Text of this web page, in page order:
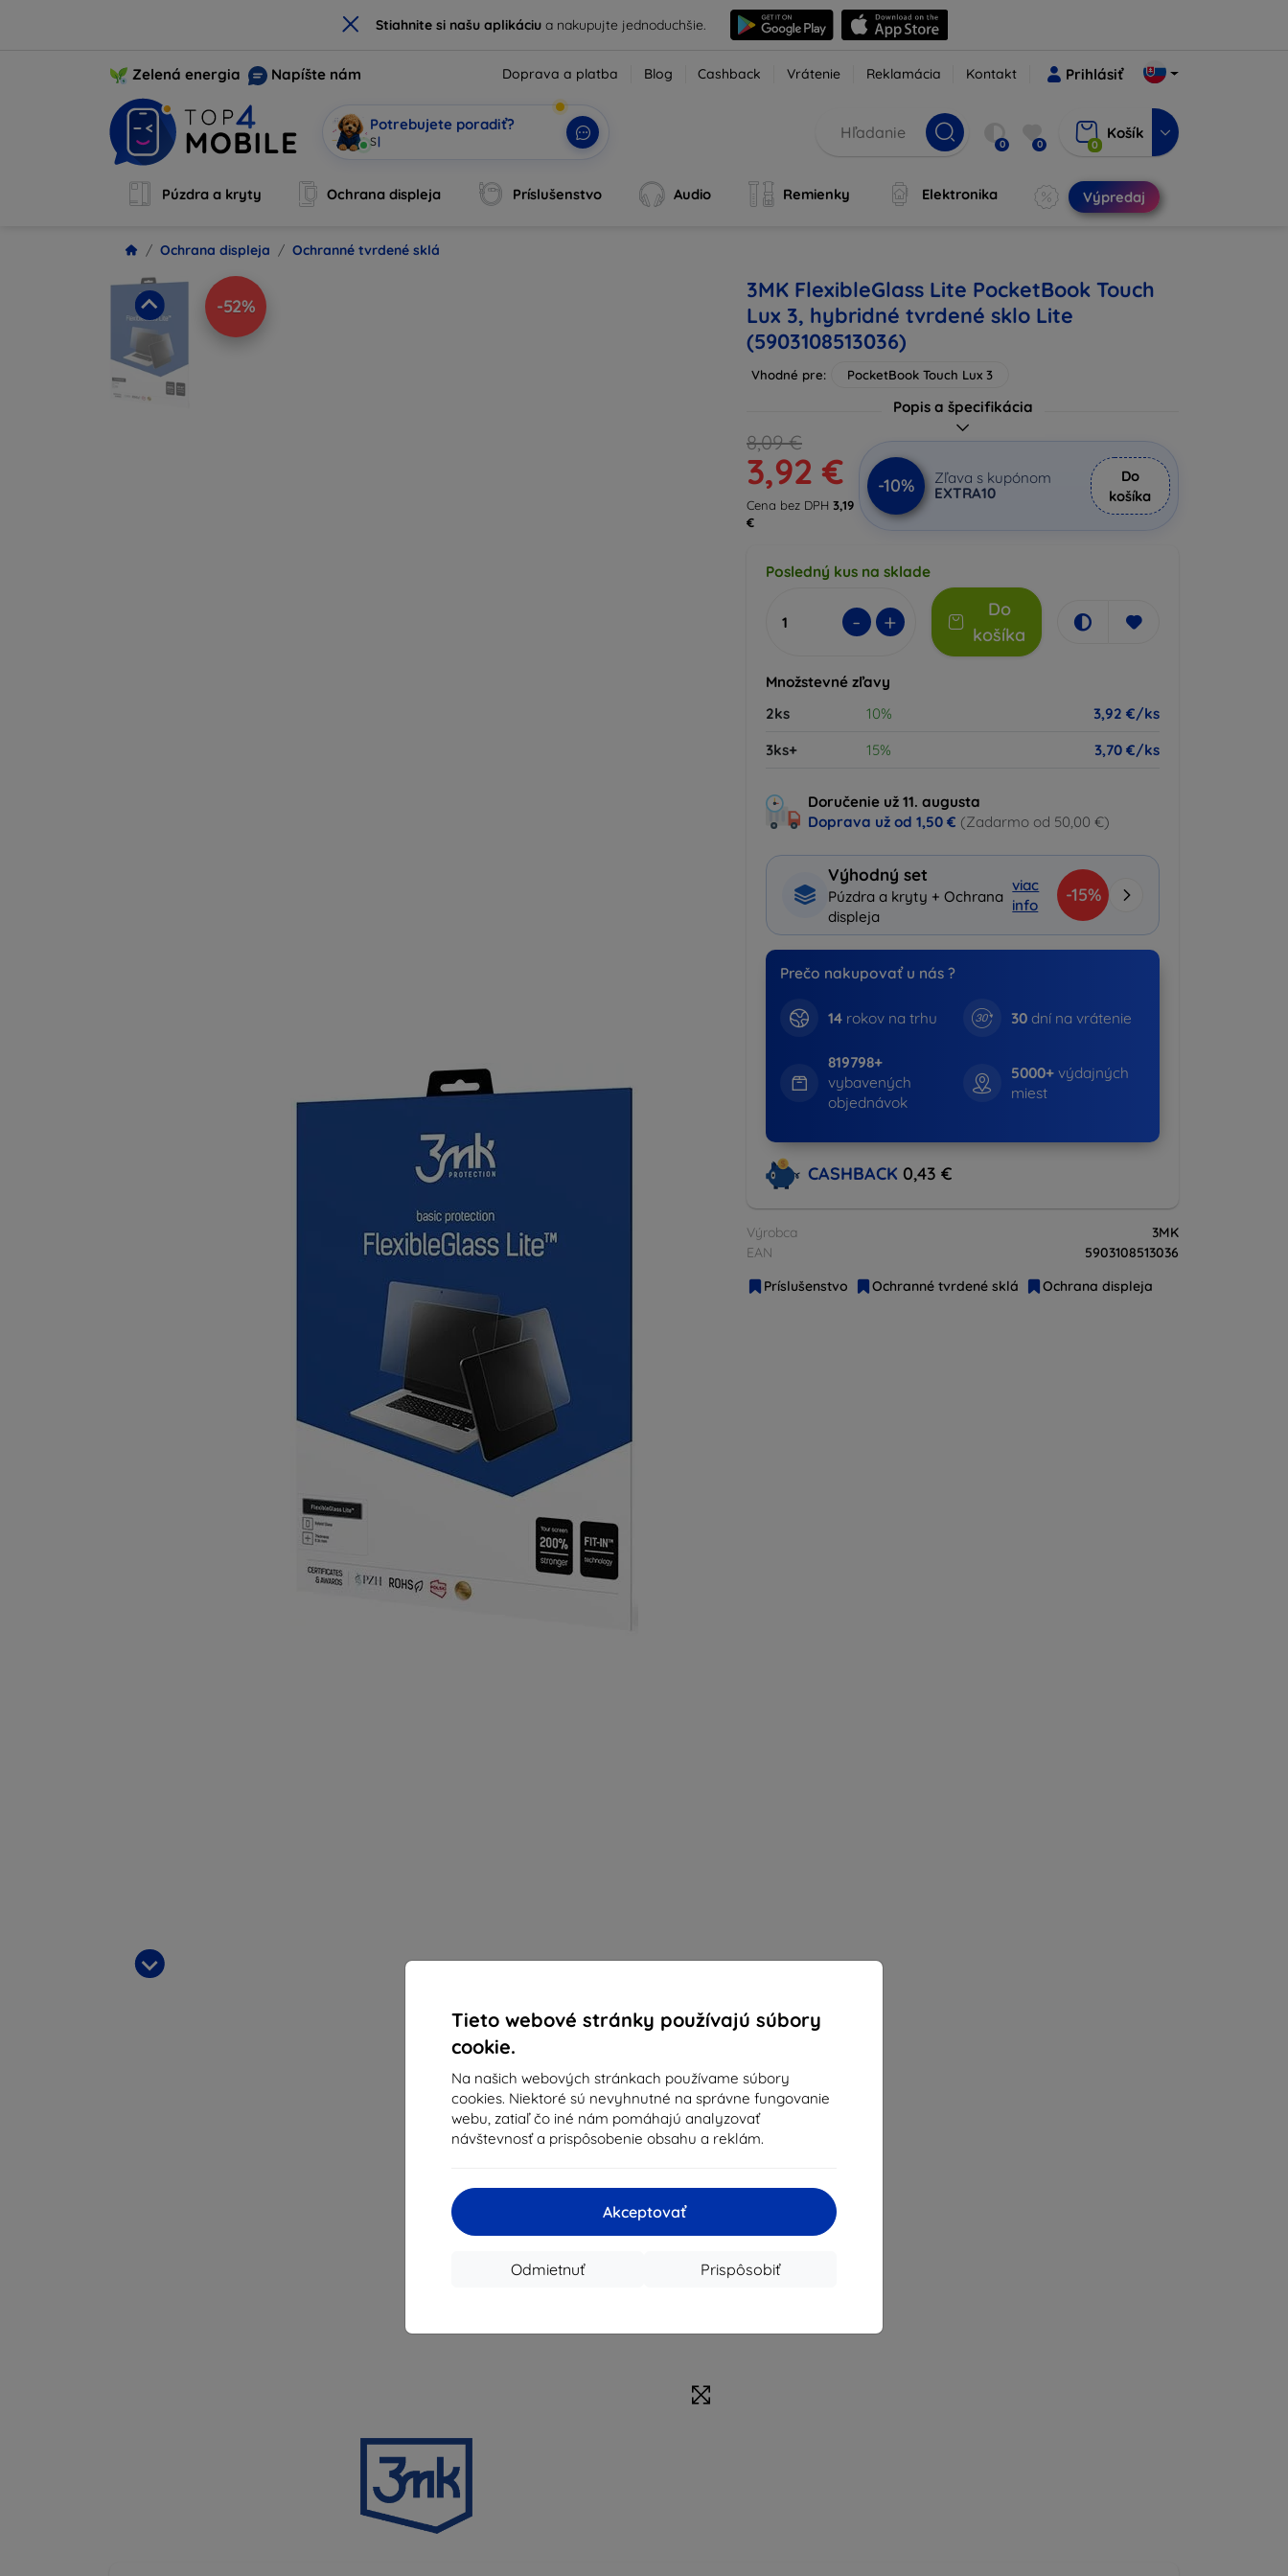
× Stiahnite si našu aplikáciua nakupujte jednoduchšie.
Tieto webové stránky používajú súbory
cookie.
Na našich webových stránkach používame súbory
cookies. Niektoré sú nevyhnutné na správne fungovanie
webu, zatiaľ čo iné nám pomáhajú analyzovať
návštevnosť a prispôsobenie obsahu a reklám.
Akceptovať
Prispôsobiť
Odmietnuť
Zelená energia Napíšte nám Doprava a platba Blog Cashback Vrátenie Reklamácia Kontakt Prihlásiť
Potrebujete poradiť?
Som Mobi, tvoj AI 0 0 0
Košík
Púzdra a kryty Ochrana displeja Príslušenstvo Audio Remienky Elektronika Výpredaj
Ochrana displeja Ochranné tvrdené sklá
-52%
3MK FlexibleGlass Lite PocketBook Touch
Lux 3, hybridné tvrdené sklo Lite
(5903108513036)
Vhodné pre: PocketBook Touch Lux 3
Popis a špecifikácia
8,09 €
3,92 €
Cena bez DPH 3,19
€
-10%
Zľava s kupónom
EXTRA10
Do
košíka
Posledný kus na sklade
- +
Do
košíka
Množstevné zľavy
2ks
10%
3,92 €/ks
3ks+
15% 3,70 €/ks
Doručenie už 11. augusta
Doprava už od 1,50 € (Zadarmo od 50,00 €)
Výhodný set
Púzdra a kryty + Ochrana
displeja
viac
info
-15%
Prečo nakupovať u nás ?
14rokov na trhu 30dní na vrátenie
819798+
vybavených
objednávok
5000+výdajných
miest
CASHBACK 0,43 €
Výrobca
3MK
EAN
5903108513036
Príslušenstvo
Ochranné tvrdené sklá Ochrana displeja